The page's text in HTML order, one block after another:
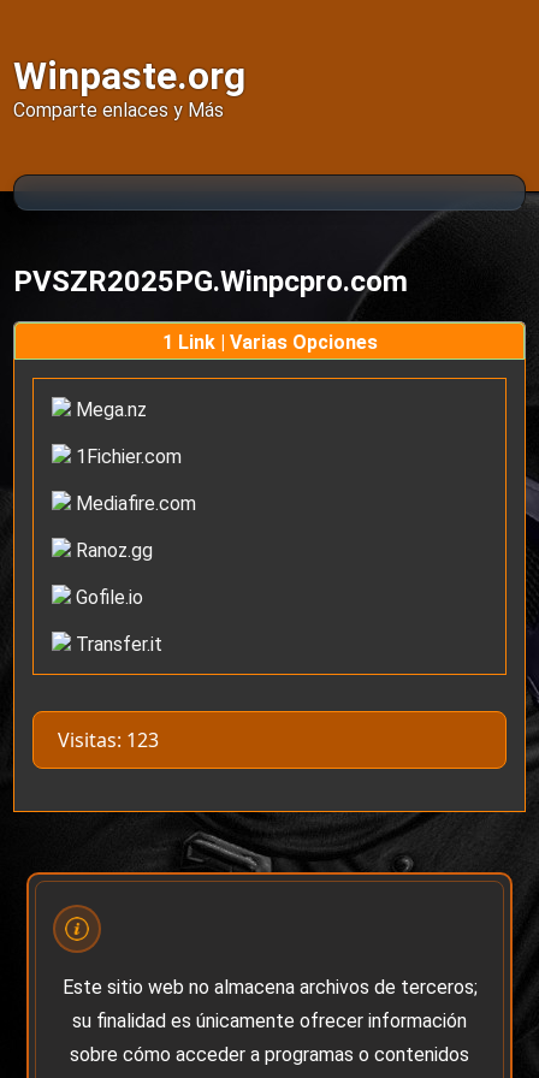
Winpaste.org
Comparte enlaces y Más
PVSZR2025PG.Winpcpro.com
1 Link | Varias Opciones
Mega.nz
1Fichier.com
Mediafire.com
Ranoz.gg
Gofile.io
Transfer.it
Visitas: 123
Este sitio web no almacena archivos de terceros;
su finalidad es únicamente ofrecer información
sobre cómo acceder a programas o contenidos